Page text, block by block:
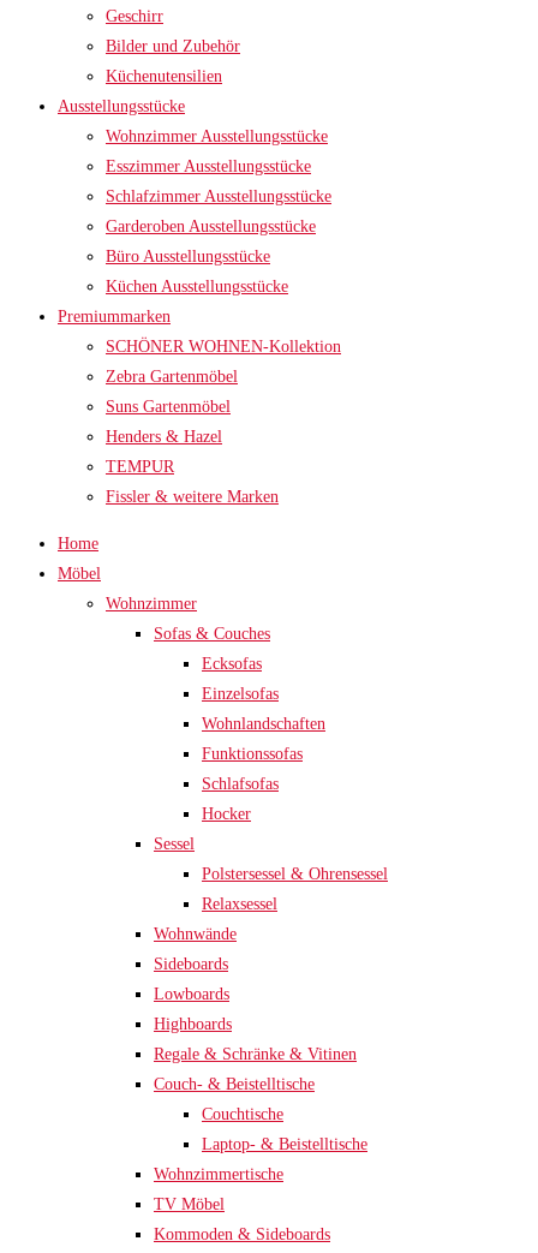
Geschirr
Bilder und Zubehör
Küchenutensilien
Ausstellungsstücke
Wohnzimmer Ausstellungsstücke
Esszimmer Ausstellungsstücke
Schlafzimmer Ausstellungsstücke
Garderoben Ausstellungsstücke
Büro Ausstellungsstücke
Küchen Ausstellungsstücke
Premiummarken
SCHÖNER WOHNEN-Kollektion
Zebra Gartenmöbel
Suns Gartenmöbel
Henders & Hazel
TEMPUR
Fissler & weitere Marken
Home
Möbel
Wohnzimmer
Sofas & Couches
Ecksofas
Einzelsofas
Wohnlandschaften
Funktionssofas
Schlafsofas
Hocker
Sessel
Polstersessel & Ohrensessel
Relaxsessel
Wohnwände
Sideboards
Lowboards
Highboards
Regale & Schränke & Vitinen
Couch- & Beistelltische
Couchtische
Laptop- & Beistelltische
Wohnzimmertische
TV Möbel
Kommoden & Sideboards